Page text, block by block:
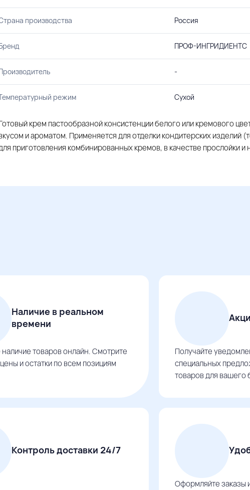
производства Россия
ПРОФ-ИНГРИДИЕНТС
-
режим Сухой
крем пастообразной консистенции белого или кремового
и ароматом. Применяется для отделки кондитерских изделий
приготовления комбинированных кремов, в качестве прослойки и
Наличие в реальном
времени
товаров онлайн. Смотрите
и остатки по всем позициям
Получайте
специальных
товаров для вашего
Контроль доставки 24/7
Оформляйте заказы